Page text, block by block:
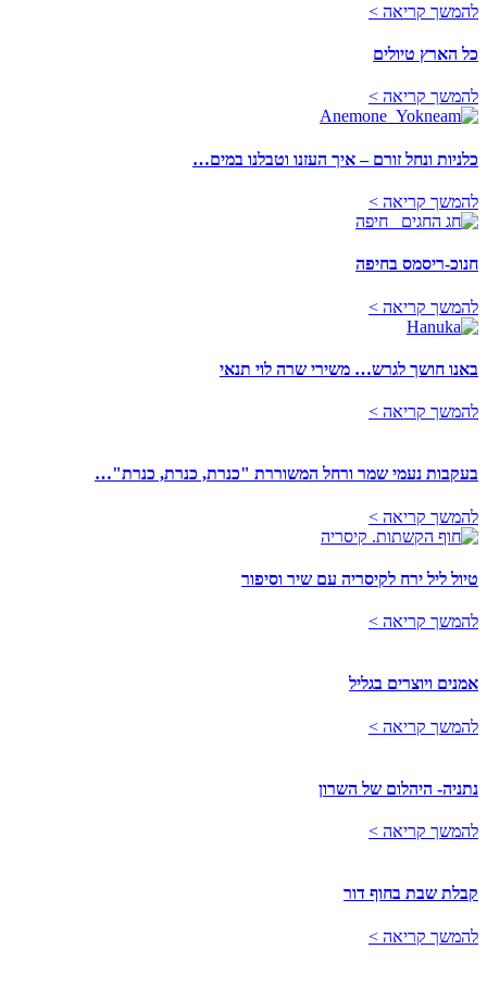
להמשך קריאה >
כל הארץ טיולים
להמשך קריאה >
כלניות ונחל זורם – איך העזנו וטבלנו במים…
להמשך קריאה >
חנוכ-ריסמס בחיפה
להמשך קריאה >
באנו חושך לגרש… משירי שרה לוי תנאי
להמשך קריאה >
בעקבות נעמי שמר ורחל המשוררת "כנרת, כנרת, כנרת"…
להמשך קריאה >
טיול ליל ירח לקיסריה עם שיר וסיפור
להמשך קריאה >
אמנים ויוצרים בגליל
להמשך קריאה >
נתניה- היהלום של השרון
להמשך קריאה >
קבלת שבת בחוף דור
להמשך קריאה >